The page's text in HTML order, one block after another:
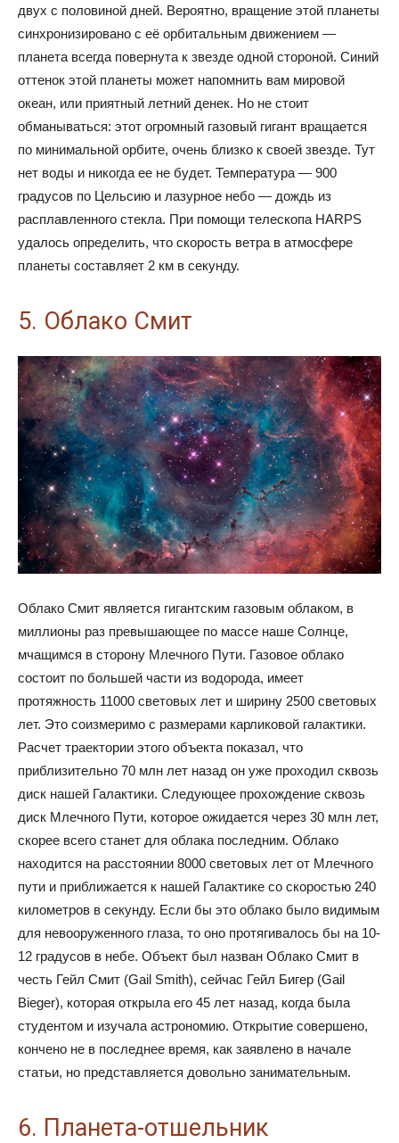
двух с половиной дней. Вероятно, вращение этой планеты
синхронизировано с её орбитальным движением —
планета всегда повернута к звезде одной стороной. Синий
оттенок этой планеты может напомнить вам мировой
океан, или приятный летний денек. Но не стоит
обманываться: этот огромный газовый гигант вращается
по минимальной орбите, очень близко к своей звезде. Тут
нет воды и никогда ее не будет. Температура — 900
градусов по Цельсию и лазурное небо — дождь из
расплавленного стекла. При помощи телескопа HARPS
удалось определить, что скорость ветра в атмосфере
планеты составляет 2 км в секунду.
5. Облако Смит
Облако Смит является гигантским газовым облаком, в
миллионы раз превышающее по массе наше Солнце,
мчащимся в сторону Млечного Пути. Газовое облако
состоит по большей части из водорода, имеет
протяжность 11000 световых лет и ширину 2500 световых
лет. Это соизмеримо с размерами карликовой галактики.
Расчет траектории этого объекта показал, что
приблизительно 70 млн лет назад он уже проходил сквозь
диск нашей Галактики. Следующее прохождение сквозь
диск Млечного Пути, которое ожидается через 30 млн лет,
скорее всего станет для облака последним. Облако
находится на расстоянии 8000 световых лет от Млечного
пути и приближается к нашей Галактике со скоростью 240
километров в секунду. Если бы это облако было видимым
для невооруженного глаза, то оно протягивалось бы на 10-
12 градусов в небе. Объект был назван Облако Смит в
честь Гейл Смит (Gail Smith), сейчас Гейл Бигер (Gail
Bieger), которая открыла его 45 лет назад, когда была
студентом и изучала астрономию. Открытие совершено,
кончено не в последнее время, как заявлено в начале
статьи, но представляется довольно занимательным.
6. Планета-отшельник